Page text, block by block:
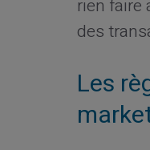
rien faire
des
Les